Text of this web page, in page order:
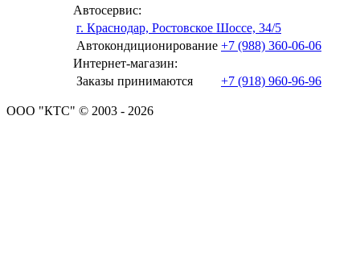
Автосервис:
г. Краснодар, Ростовское Шоссе, 34/5
Автокондиционирование +7 (988) 360-06-06
Интернет-магазин:
Заказы принимаются
+7 (918) 960-96-96
ООО "КТС" © 2003 - 2026